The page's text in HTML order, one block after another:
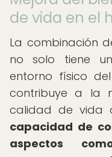
de vida en el
La combinación
no solo tiene
entorno físico
contribuye a la
calidad de vida
capacidad de
aspectos